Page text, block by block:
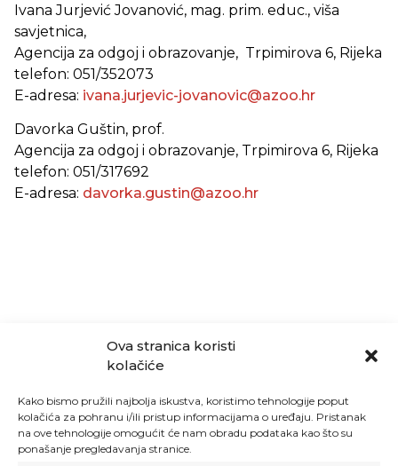
Ova stranica koristi
kolačiće
Kako bismo pružili najbolja iskustva, koristimo tehnologije poput
kolačića za pohranu i/ili pristup informacijama o uređaju. Pristanak
na ove tehnologije omogućit će nam obradu podataka kao što su
ponašanje pregledavanja stranice.
Ivana Jurjević Jovanović, mag. prim. educ., viša
savjetnica,
Agencija za odgoj i obrazovanje, Trpimirova 6, Rijeka
telefon: 051/352073
E-adresa: ivana.jurjevic-jovanovic@azoo.hr
Davorka Guštin, prof.
Agencija za odgoj i obrazovanje, Trpimirova 6, Rijeka
telefon: 051/317692
E-adresa: davorka.gustin@azoo.hr